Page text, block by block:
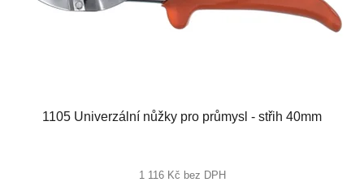
1105 Univerzální nůžky pro průmysl - střih 40mm
1 116 Kč bez DPH